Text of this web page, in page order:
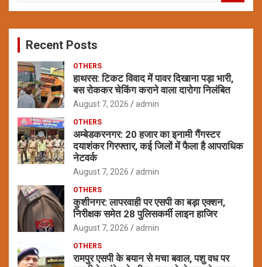
c
Recent Posts
OTHERS
हाथरस: टिकट विवाद में पावर दिखाना पड़ा भारी,
बस रोककर चेकिंग कराने वाला दारोगा निलंबित
August 7, 2026 admin
OTHERS
अम्बेडकरनगर: 20 हजार का इनामी गैंगस्टर
दयाशंकर गिरफ्तार, कई जिलों में फैला है आपराधिक
नेटवर्क
August 7, 2026 admin
OTHERS
कुशीनगर: लापरवाही पर एसपी का बड़ा एक्शन,
निरीक्षक समेत 28 पुलिसकर्मी लाइन हाजिर
August 7, 2026 admin
OTHERS
रामपुर एसपी के बयान से मचा बवाल, पशु वध पर